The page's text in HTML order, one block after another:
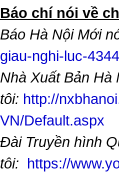
​Báo chí nói về
Báo Hà Nội Mới
giau-nghi-luc-
Nhà Xuất Bản Hà
tôi: http://
VN/Default.aspx
Đài Truyền hình
tôi: https://